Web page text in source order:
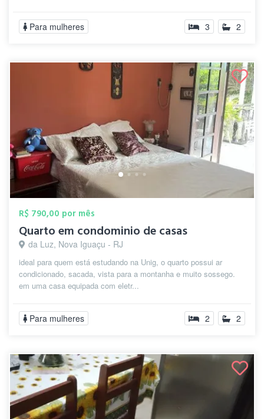
Para mulheres 3 2
R$ 790,00 por mês
Quarto em condominio de casas
da Luz, Nova Iguaçu - RJ
ideal para quem está estudando na Unig, o quarto possui ar
condicionado, sacada, vista para a montanha e muito sossego.
em uma casa equipada com eletr...
Para mulheres 2 2